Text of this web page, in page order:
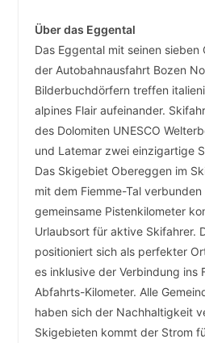
Über das Eggental
Das Eggental mit seinen
der Autobahnausfahrt Bozen
Bilderbuchdörfern treffen
alpines Flair aufeinander.
des Dolomiten UNESCO
und Latemar zwei einzigartige
Das Skigebiet Obereggen im
mit dem Fiemme-Tal
gemeinsame Pistenkilometer
Urlaubsort für aktive Skifahrer.
positioniert sich als perfekter
es inklusive der Verbindung ins
Abfahrts-Kilometer. Alle
haben sich der Nachhaltigkeit
Skigebieten kommt der Strom